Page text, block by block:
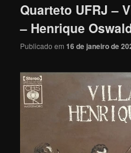
Quarteto UFRJ –
– Henrique
Publicado em16 de janeiro de